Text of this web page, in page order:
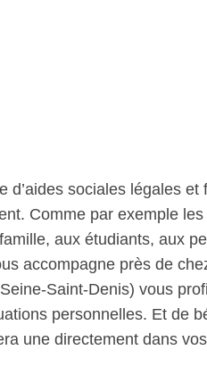
d’aides sociales légales
Comme par exemple
aux étudiants, aux
accompagne près de
Saint-Denis) vous
personnelles. Et de
une directement dans